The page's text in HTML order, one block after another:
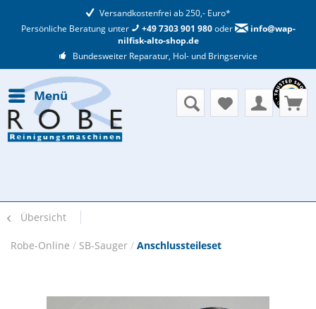
Versandkostenfrei ab 250,- Euro*
Persönliche Beratung unter
+49 7303 901 980oder
info@wap-
nilfisk-alto-shop.de
Bundesweiter Reparatur, Hol- und Bringservice
Menü
Übersicht
Robe-Online / SB-Sauger / Anschlussteileset